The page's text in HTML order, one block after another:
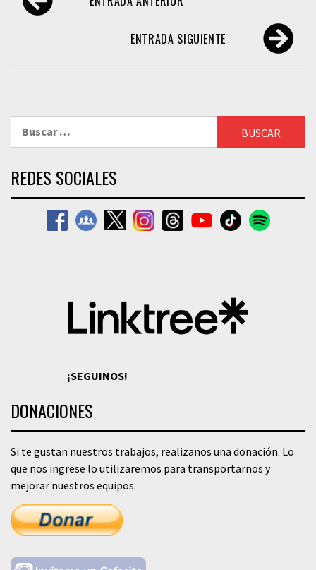
de
ENTRADA SIGUIENTE
REDES SOCIALES
¡SEGUINOS!
DONACIONES
Si te gustan nuestros trabajos, realizanos una donación. Lo
que nos ingrese lo utilizaremos para transportarnos y
mejorar nuestros equipos.